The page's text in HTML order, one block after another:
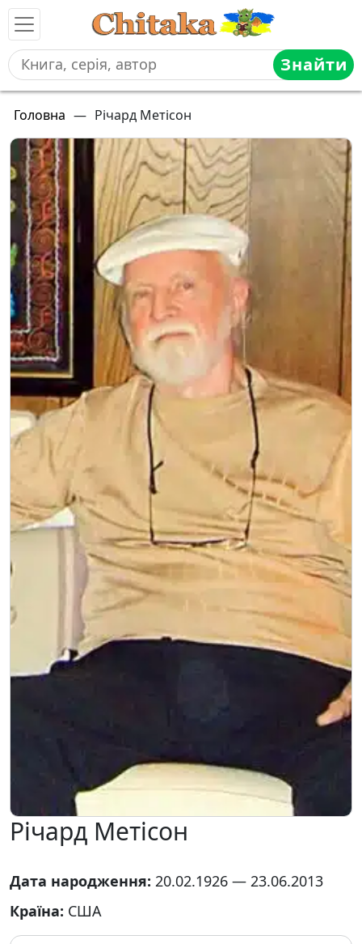
Знайти
Головна — Річард Метісон
Річард Метісон
Дата народження: 20.02.1926 — 23.06.2013
Країна: США